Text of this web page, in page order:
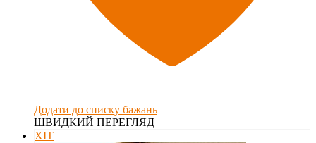
Додати до списку бажань
ШВИДКИЙ ПЕРЕГЛЯД
ХІТ